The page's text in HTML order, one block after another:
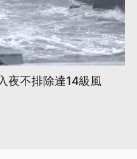
夜不排除達14級風